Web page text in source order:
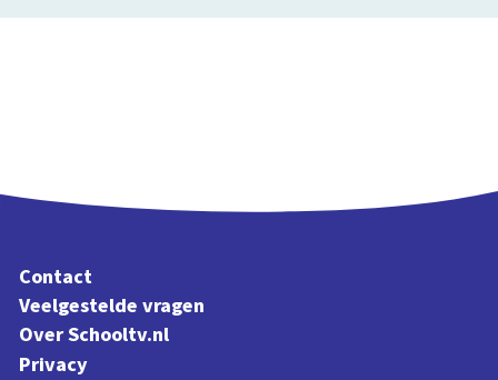
Contact
Veelgestelde vragen
Over Schooltv.nl
Privacy